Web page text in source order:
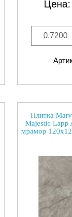
Цена:
Плитка
Majestic Lapp
мрамор